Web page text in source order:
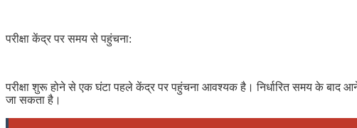
परीक्षा केंद्र पर समय से पहुंचना:
परीक्षा शुरू होने से एक घंटा पहले केंद्र पर पहुंचना आवश्यक है। निर्धारित समय के बाद आने
जा सकता है।